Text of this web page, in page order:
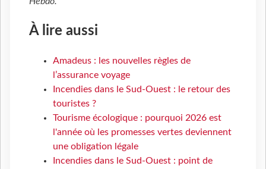
À lire aussi
Amadeus : les nouvelles règles de
l’assurance voyage
Incendies dans le Sud-Ouest : le retour des
touristes ?
Tourisme écologique : pourquoi 2026 est
l'année où les promesses vertes deviennent
une obligation légale
Incendies dans le Sud-Ouest : point de